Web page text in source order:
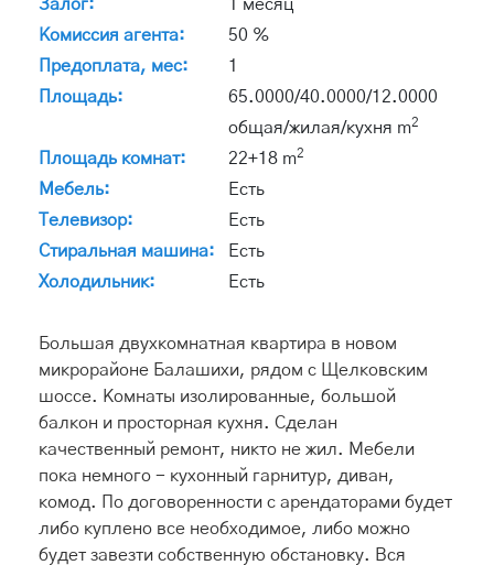
Залог:
1 месяц
Комиссия агента:
50 %
Предоплата, мес:
1
Площадь:
65.0000/40.0000/12.0000
общая/жилая/кухня m2
Площадь комнат: 22+18 m2
Мебель:
Есть
Телевизор:
Есть
Стиральная машина:
Есть
Холодильник:
Есть
Большая двухкомнатная квартира в новом
микрорайоне Балашихи, рядом с Щелковским
шоссе. Комнаты изолированные, большой
балкон и просторная кухня. Сделан
качественный ремонт, никто не жил. Мебели
пока немного - кухонный гарнитур, диван,
комод. По договоренности с арендаторами будет
либо куплено все необходимое, либо можно
будет завезти собственную обстановку. Вся